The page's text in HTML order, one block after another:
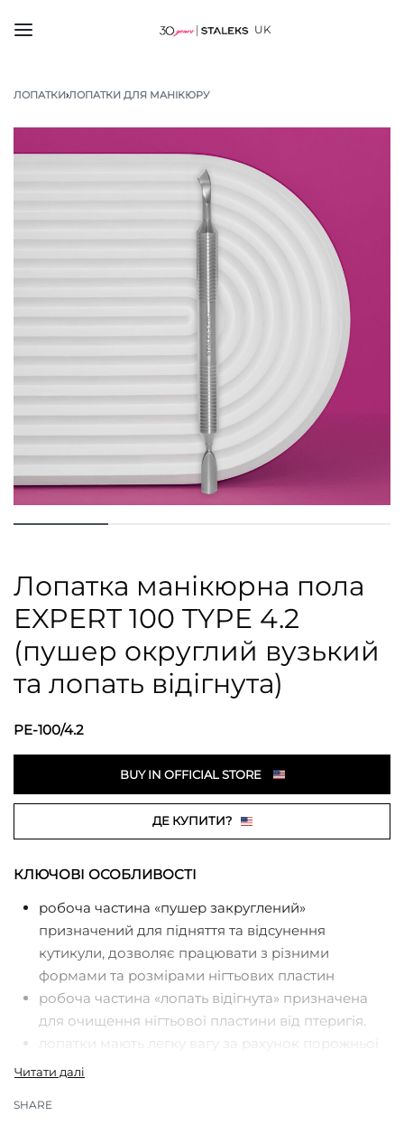
UK
ЛОПАТКИ›ЛОПАТКИ ДЛЯ МАНІКЮРУ
Лопатка манікюрна пола
EXPERT 100 TYPE 4.2
(пушер округлий вузький
та лопать відігнута)
PE-100/4.2
BUY IN OFFICIAL STORE
ДЕ КУПИТИ?
КЛЮЧОВІ ОСОБЛИВОСТІ
робоча частина «пушер закруглений»
призначений для підняття та відсунення
кутикули, дозволяє працювати з різними
формами та розмірами нігтьових пластин
робоча частина «лопать відігнута» призначена
для очищення нігтьової пластини від птеригія.
лопатки мають легку вагу за рахунок порожньої
ручки, завдяки чому не навантажують руку
зручний хват лопаток забезпечує збільшений
SHARE